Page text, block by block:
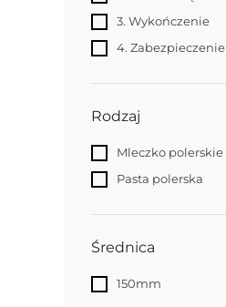
3. Wykończenie
4. Zabezpieczenie
Rodzaj
Mleczko polerskie
Pasta polerska
Średnica
150mm